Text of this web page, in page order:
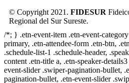
© Copyright 2021. FIDESUR
Regional del Sur Sureste.
/*; } .etn-event-item .etn-event-
primary, .etn-attendee-form .etn-btn,
.schedule-list-1 .schedule-header,
content .etn-title a, .etn-speaker-
event-slider .swiper-pagination-bullet,
pagination-bullet, .etn-event-slider